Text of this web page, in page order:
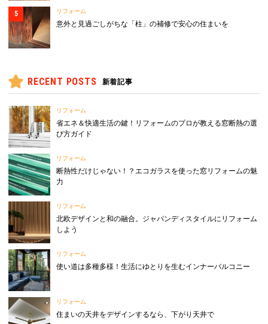
リフォーム
意外と見過ごしがちな「柱」の補修で安心の住まいを
RECENT POSTS 新着記事
リフォーム
省エネ＆快適生活の鍵！リフォームのプロが教える窓断熱の選
び方ガイド
リフォーム
断熱性だけじゃない！？エコガラスを使った窓リフォームの魅
力
リフォーム
北欧デザインと和の融合。ジャパンディスタイルにリフォーム
しよう
リフォーム
使い道は多種多様！生活にゆとりを生むインナーバルコニー
リフォーム
住まいの天井をデザインするなら、下がり天井で